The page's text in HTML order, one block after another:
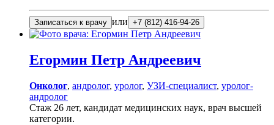
Записаться к врачу или +7 (812) 416-94-26
Егормин Петр Андреевич
Онколог, андролог, уролог, УЗИ-специалист, уролог-
андролог
Стаж 26 лет, кандидат медицинских наук, врач высшей
категории.